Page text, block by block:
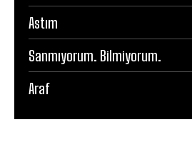
Astım
Sanmıyorum. Bilmiyorum.
Araf